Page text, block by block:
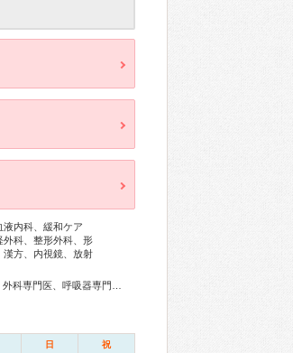
内科、緩和ケア
外科、整形外科、形
漢方、内視鏡、放射
日 祝